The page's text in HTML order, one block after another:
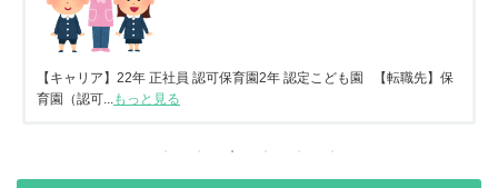
【キャリア】22年 正社員 認可保育園2年 認定こども園 【転職先】保
育園（認可...もっと見る